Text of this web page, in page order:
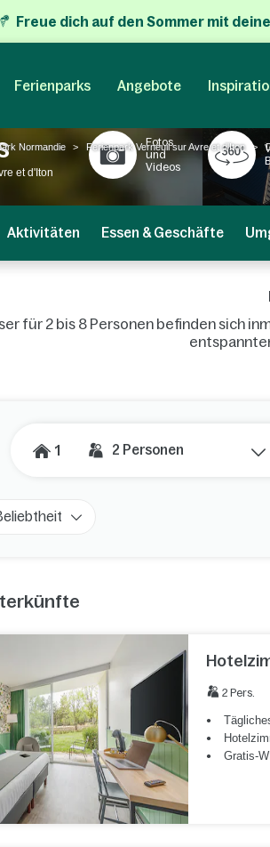
Freue dich auf den Sommer mit
Ferienparks Angebote
Normandie Ferienpark Verneuil sur Avre et d'Iton
et d'Iton
Fotos
und
Videos
Aktivitäten Essen & Geschäfte
für 2 bis 8 Personen befinden sich
1 2 Personen
2 Pers.
Gratis-